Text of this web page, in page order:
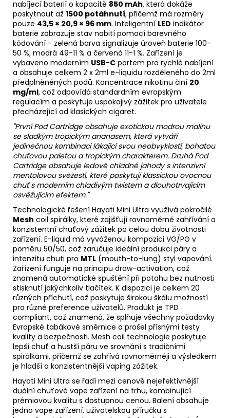
nabíjecí baterií o kapacitě 850 mAh, která dokáže
poskytnout až 1500 potáhnutí, přičemž má rozměry
pouze 43,5 × 20,9 × 96 mm. Inteligentní LED indikátor
baterie zobrazuje stav nabití pomocí barevného
kódování - zelená barva signalizuje úroveň baterie 100-
50 %, modrá 49-11 % a červená 11-1 %. Zařízení je
vybaveno moderním USB-C portem pro rychlé nabíjení
a obsahuje celkem 2 x 2ml e-liquidu rozděleného do 2ml
předplněnéných podů. Koncentrace nikotinu činí 20
mg/ml, což odpovídá standardním evropským
regulacím a poskytuje uspokojivý zážitek pro uživatele
přecházející od klasických cigaret.
"První PodCartridgeobsahuje exotickou modrou malinu
se sladkým tropickým ananasem, která vytváří
jedinečnou kombinaci lákající svou neobvyklostí, bohatou
chuťovou paletou a tropickým charakterem. Druhá Pod
Cartridge obsahuje ledově chladné jahody s intenzivní
mentolovou svěžestí, které poskytují klassickou ovocnou
chuť s moderním chladivým twistem a dlouhotrvajícím
osvěžujícím efektem."
Technologické řešení Hayati Mini Ultra využívá pokročilé
Mesh coil spirálky, které zajišťují rovnoměrné zahřívání a
konzistentní chuťový zážitek po celou dobu životnosti
zařízení. E-liquid má vyváženou kompozici VG/PG v
poměru 50/50, což zaručuje ideální produkci páry a
intenzitu chuti pro MTL (mouth-to-lung) styl vapování.
Zařízení funguje na principu draw-activation, což
znamená automatické spuštění při potahu bez nutnosti
stisknutí jakýchkoliv tlačítek. K dispozici je celkem 20
různých příchutí, což poskytuje širokou škálu možností
pro různé preference uživatelů. Produkt je TPD
compliant, což znamená, že splňuje všechny požadavky
Evropské tabákové směrnice a prošel přísnými testy
kvality a bezpečnosti. Mesh coil technologie poskytuje
lepší chuť a hustší páru ve srovnání s tradičními
spirálkami, přičemž se zahřívá rovnoměrněji a výsledkem
je hladší a konzistentnější vaping zážitek.
Hayati Mini Ultra se řadí mezi cenově nejefektivnější
duální chuťové vape zařízení na trhu, kombinující
prémiovou kvalitu s dostupnou cenou. Balení obsahuje
jedno vape zařízení, uživatelskou příručku s